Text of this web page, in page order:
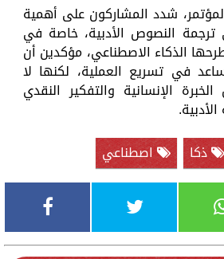
شدد المشاركون على أهمية
ترجمة النصوص الأدبية، خاصة في
الذكاء الاصطناعي، مؤكدين أن
في تسريع العملية، لكنها لا
الإنسانية والتفكير النقدي
ذكا اصطناعي